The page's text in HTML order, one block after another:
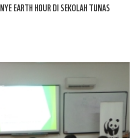
EARTH HOUR DI SEKOLAH TUNAS